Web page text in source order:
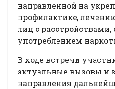
направленной на
профилактике,
лиц с
употреблением
В ходе встречи
актуальные вызовы и
направления